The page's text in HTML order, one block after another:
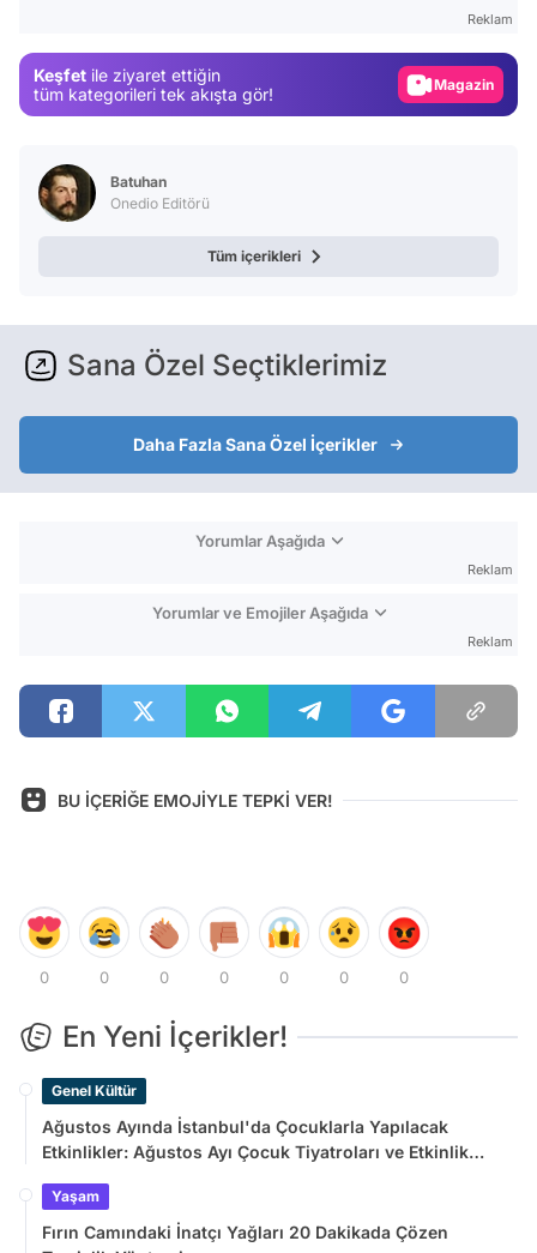
Reklam
Keşfet ile ziyaret ettiğin
tüm kategorileri tek akışta gör!
Magazin
Batuhan
Onedio Editörü
Tüm içerikleri
Sana Özel Seçtiklerimiz
Daha Fazla Sana Özel İçerikler
Yorumlar Aşağıda
Reklam
Yorumlar ve Emojiler Aşağıda
Reklam
BU İÇERİĞE EMOJİYLE TEPKİ VER!
0 0 0 0 0 0 0
En Yeni İçerikler!
Genel Kültür
Ağustos Ayında İstanbul'da Çocuklarla Yapılacak
Etkinlikler: Ağustos Ayı Çocuk Tiyatroları ve Etkinlik
Yaşam
Fırın Camındaki İnatçı Yağları 20 Dakikada Çözen